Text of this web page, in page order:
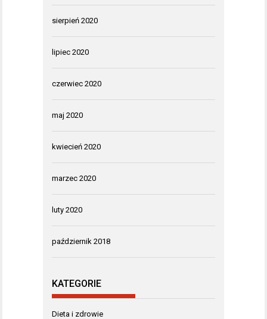
sierpień 2020
lipiec 2020
czerwiec 2020
maj 2020
kwiecień 2020
marzec 2020
luty 2020
październik 2018
KATEGORIE
Dieta i zdrowie